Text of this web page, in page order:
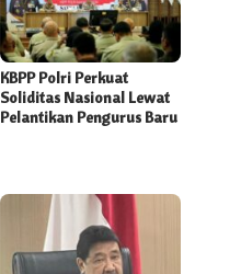
KBPP Polri Perkuat
Soliditas Nasional Lewat
Pelantikan Pengurus Baru